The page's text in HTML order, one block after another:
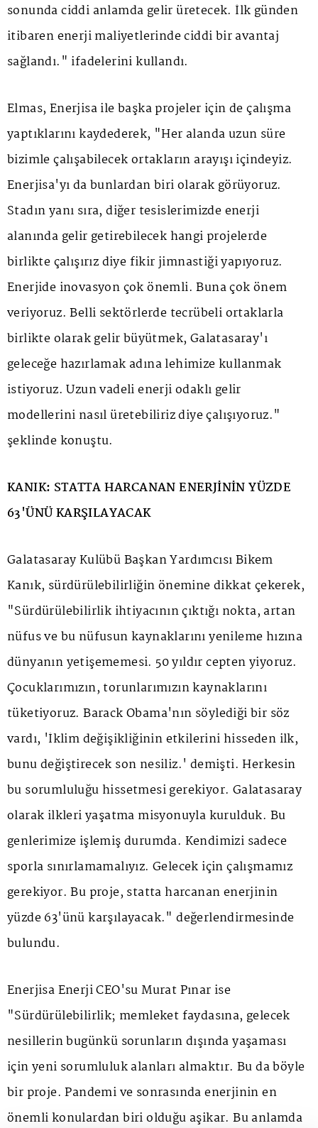
sonunda ciddi anlamda gelir üretecek. İlk günden
itibaren enerji maliyetlerinde ciddi bir avantaj
sağlandı." ifadelerini kullandı.
Elmas, Enerjisa ile başka projeler için de çalışma
yaptıklarını kaydederek, "Her alanda uzun süre
bizimle çalışabilecek ortakların arayışı içindeyiz.
Enerjisa'yı da bunlardan biri olarak görüyoruz.
Stadın yanı sıra, diğer tesislerimizde enerji
alanında gelir getirebilecek hangi projelerde
birlikte çalışırız diye fikir jimnastiği yapıyoruz.
Enerjide inovasyon çok önemli. Buna çok önem
veriyoruz. Belli sektörlerde tecrübeli ortaklarla
birlikte olarak gelir büyütmek, Galatasaray'ı
geleceğe hazırlamak adına lehimize kullanmak
istiyoruz. Uzun vadeli enerji odaklı gelir
modellerini nasıl üretebiliriz diye çalışıyoruz."
şeklinde konuştu.
KANIK: STATTA HARCANAN ENERJİNİN YÜZDE
63'ÜNÜ KARŞILAYACAK
Galatasaray Kulübü Başkan Yardımcısı Bikem
Kanık, sürdürülebilirliğin önemine dikkat çekerek,
"Sürdürülebilirlik ihtiyacının çıktığı nokta, artan
nüfus ve bu nüfusun kaynaklarını yenileme hızına
dünyanın yetişememesi. 50 yıldır cepten yiyoruz.
Çocuklarımızın, torunlarımızın kaynaklarını
tüketiyoruz. Barack Obama'nın söylediği bir söz
vardı, 'İklim değişikliğinin etkilerini hisseden ilk,
bunu değiştirecek son nesiliz.' demişti. Herkesin
bu sorumluluğu hissetmesi gerekiyor. Galatasaray
olarak ilkleri yaşatma misyonuyla kurulduk. Bu
genlerimize işlemiş durumda. Kendimizi sadece
sporla sınırlamamalıyız. Gelecek için çalışmamız
gerekiyor. Bu proje, statta harcanan enerjinin
yüzde 63'ünü karşılayacak." değerlendirmesinde
bulundu.
Enerjisa Enerji CEO'su Murat Pınar ise
"Sürdürülebilirlik; memleket faydasına, gelecek
nesillerin bugünkü sorunların dışında yaşaması
için yeni sorumluluk alanları almaktır. Bu da böyle
bir proje. Pandemi ve sonrasında enerjinin en
önemli konulardan biri olduğu aşikar. Bu anlamda